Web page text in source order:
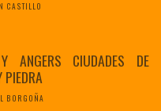
CASTILLO
ANGERS CIUDADES DE
PIEDRA
BORGOÑA